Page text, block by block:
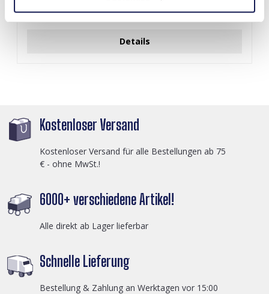
Details
Kostenloser Versand
Kostenloser Versand für alle Bestellungen ab 75
€ - ohne MwSt.!
6000+ verschiedene Artikel!
Alle direkt ab Lager lieferbar
Schnelle Lieferung
Bestellung & Zahlung an Werktagen vor 15:00